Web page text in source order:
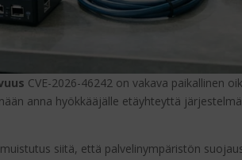
CVE-2026-46242 on vakava paikallinen
anna hyökkääjälle etäyhteyttä
siitä, että palvelinympäristön